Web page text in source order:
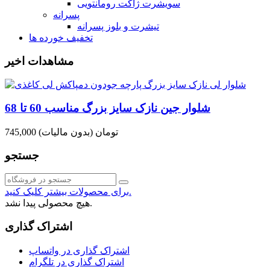
سویشرت ژاکت رومانتویی
پسرانه
تیشرت و بلوز پسرانه
تخفیف خورده ها
مشاهدات اخیر
شلوار جین نازک سایز بزرگ مناسب 60 تا 68
745,000 تومان (بدون مالیات)
جستجو
برای محصولات بیشتر کلیک کنید.
هیچ محصولی پیدا نشد.
اشتراک گذاری
اشتراک گذاری در واتساپ
اشتراک گذاری در تلگرام